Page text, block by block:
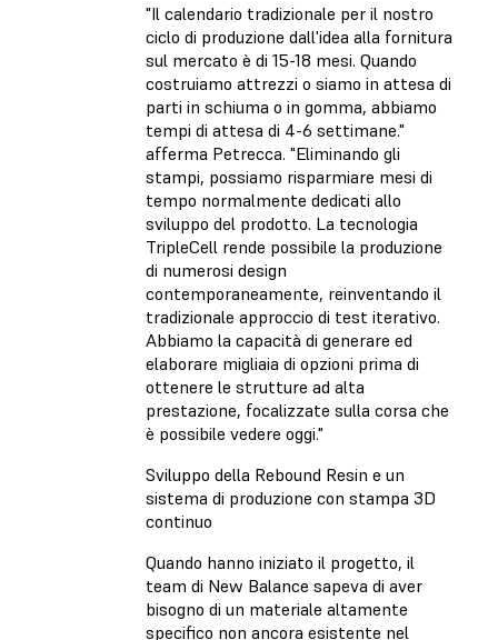
"Il calendario tradizionale per il nostro
ciclo di produzione dall'idea alla fornitura
sul mercato è di 15-18 mesi. Quando
costruiamo attrezzi o siamo in attesa di
parti in schiuma o in gomma, abbiamo
tempi di attesa di 4-6 settimane."
afferma Petrecca. "Eliminando gli
stampi, possiamo risparmiare mesi di
tempo normalmente dedicati allo
sviluppo del prodotto. La tecnologia
TripleCell rende possibile la produzione
di numerosi design
contemporaneamente, reinventando il
tradizionale approccio di test iterativo.
Abbiamo la capacità di generare ed
elaborare migliaia di opzioni prima di
ottenere le strutture ad alta
prestazione, focalizzate sulla corsa che
è possibile vedere oggi."
Sviluppo della Rebound Resin e un
sistema di produzione con stampa 3D
continuo
Quando hanno iniziato il progetto, il
team di New Balance sapeva di aver
bisogno di un materiale altamente
specifico non ancora esistente nel